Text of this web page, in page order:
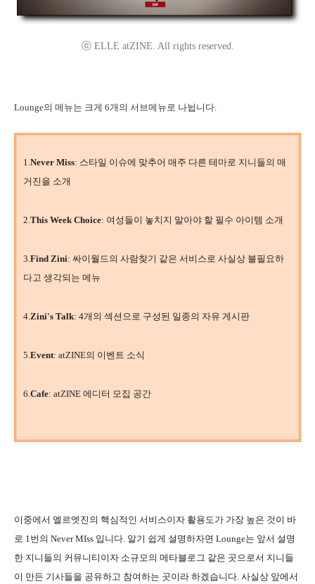
ⓒ ELLE atZINE. All rights reserved.
Lounge의 메뉴는 크게 6개의 서브메뉴로 나뉩니다.
1. Never Miss: 스타일 이슈에 맞추어 매주 다른 테마로 지니들의 매
거진을 소개
2. This Week Choice: 여성들이 놓치지 말아야 할 필수 아이템 소개
3. Find Zini: 싸이월드의 사람찾기 같은 서비스로 사실상 불필요하
다고 생각되는 메뉴
4. Zini's Talk: 4개의 섹션으로 구성된 일종의 자유 게시판
5. Event: atZINE의 이벤트 소식
6. Cafe: atZINE 에디터 모집 공간
이중에서 엘르엣진의 핵심적인 서비스이자 활용도가 가장 높은 것이 바
로 1번의 Never MIss 입니다. 알기 쉽게 설명하자면 Lounge는 앞서 설명
한 지니들의 커뮤니티이자 소규모의 메타블로그 같은 곳으로서 지니들
이 만든 기사들을 공유하고 참여하는 곳이라 하겠습니다. 사실상 앞에서